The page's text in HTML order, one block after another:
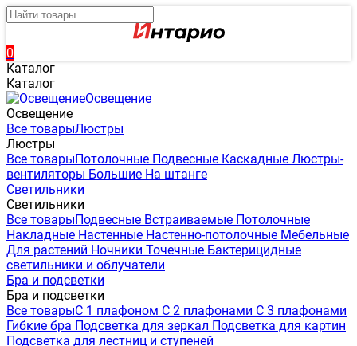
0
Каталог
Каталог
Освещение
Освещение
Все товарыЛюстры
Люстры
Все товарыПотолочные Подвесные Каскадные Люстры-
вентиляторы Большие На штанге
Светильники
Светильники
Все товарыПодвесные Встраиваемые Потолочные
Накладные Настенные Настенно-потолочные Мебельные
Для растений Ночники Точечные Бактерицидные
светильники и облучатели
Бра и подсветки
Бра и подсветки
Все товарыС 1 плафоном С 2 плафонами С 3 плафонами
Гибкие бра Подсветка для зеркал Подсветка для картин
Подсветка для лестниц и ступеней